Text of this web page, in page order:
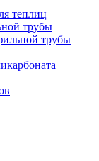
теплиц
трубы
трубы